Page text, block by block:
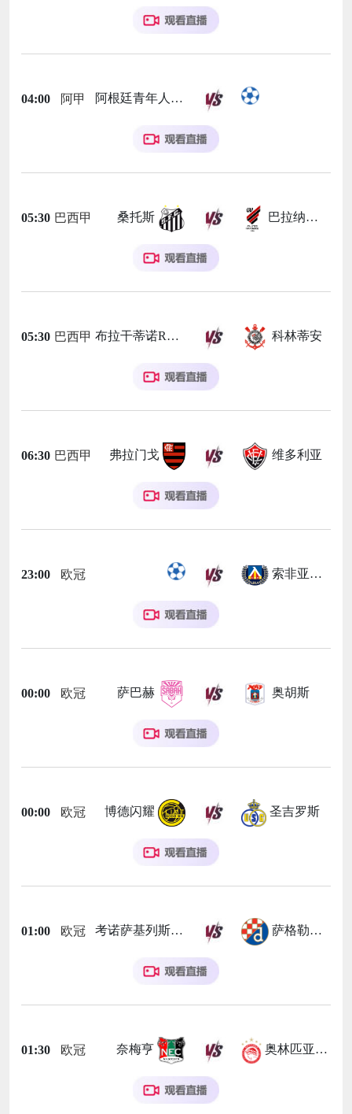
04:00 阿甲 阿根廷青年人
05:30 巴西甲 桑托斯 巴拉纳竞技
05:30 巴西甲 布拉干蒂诺RB 科林蒂安
06:30 巴西甲 弗拉门戈 维多利亚
23:00 欧冠 索非亚列夫斯基
00:00 欧冠 萨巴赫 奥胡斯
00:00 欧冠 博德闪耀 圣吉罗斯
01:00 欧冠 考诺萨基列斯 萨格勒布迪纳摩
01:30 欧冠 奈梅亨 奥林匹亚科斯